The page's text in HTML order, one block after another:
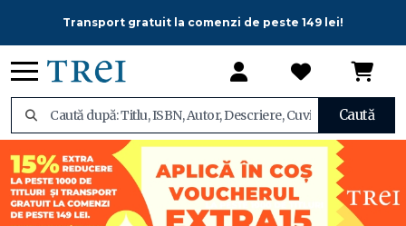
Transport gratuit la comenzi de peste 149 lei!
Caută